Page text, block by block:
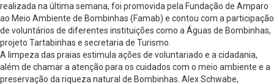
realizada na última semana, foi promovida pela Fundação de Amparo
ao Meio Ambiente de Bombinhas (Famab) e contou com a participação
de voluntários de diferentes instituições como a Águas de Bombinhas,
projeto Tartabinhas e secretaria de Turismo.
A limpeza das praias estimula ações de voluntariado e a cidadania,
além de chamar a atenção para os cuidados com o meio ambiente e a
preservação da riqueza natural de Bombinhas. Alex Schwabe,